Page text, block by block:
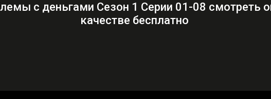
с деньгами Сезон 1 Серии 01-08 смотреть
качестве бесплатно